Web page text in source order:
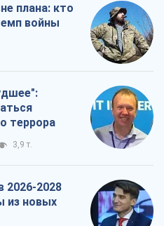
плана: кто
войны
террора
3,9 т.
2026-2028
из новых